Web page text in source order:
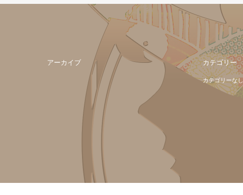
アーカイブ カテゴリー
カテゴリーなし